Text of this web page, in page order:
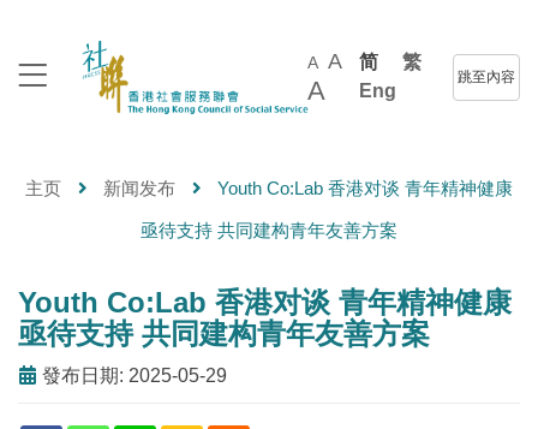
A A
A
简
繁
Eng
跳至內容
主页 新闻发布 Youth Co:Lab 香港对谈 青年精神健康
亟待支持 共同建构青年友善方案
Youth Co:Lab 香港对谈 青年精神健康
亟待支持 共同建构青年友善方案
發布日期: 2025-05-29